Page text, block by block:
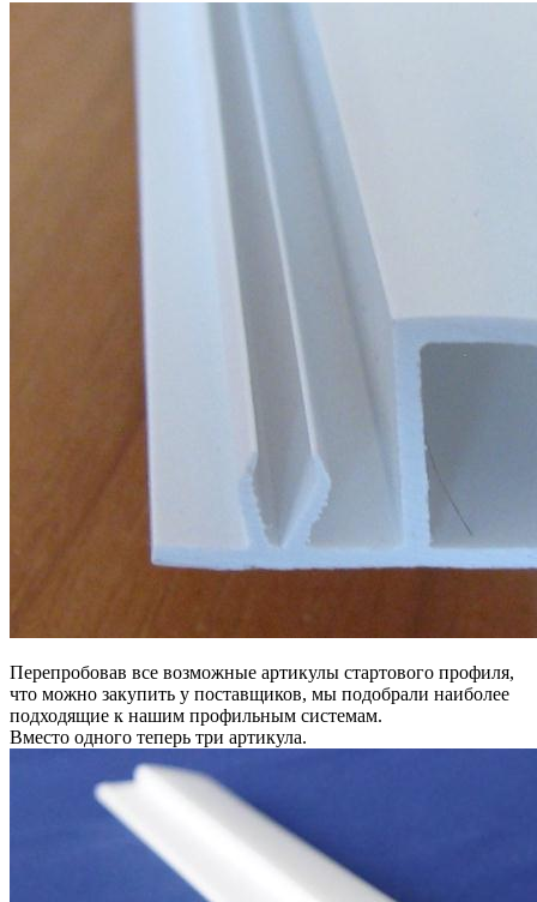
Перепробовав все возможные артикулы стартового профиля,
что можно закупить у поставщиков, мы подобрали наиболее
подходящие к нашим профильным системам.
Вместо одного теперь три артикула.